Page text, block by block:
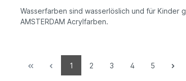
Wasserfarben sind wasserlöslich und für Kinder
AMSTERDAM Acrylfarben.
1 2 3 4 5